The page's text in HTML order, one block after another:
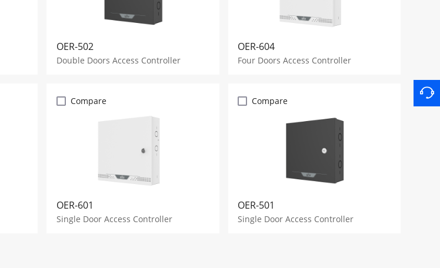
OER-502
Double Doors Access Controller
OER-604
Four Doors Access Controller
Compare
OER-601
Single Door Access Controller
Compare
OER-501
Single Door Access Controller